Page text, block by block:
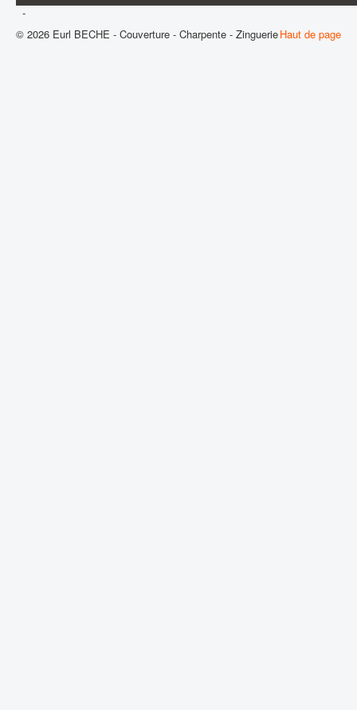
-
Haut de page
© 2026 Eurl BECHE - Couverture - Charpente - Zinguerie